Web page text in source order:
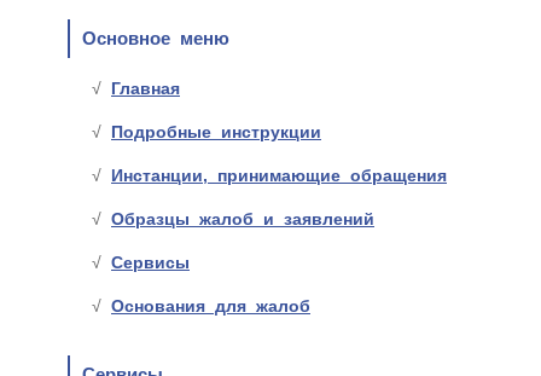
Основное меню
Главная
Подробные инструкции
Инстанции, принимающие обращения
Образцы жалоб и заявлений
Сервисы
Основания для жалоб